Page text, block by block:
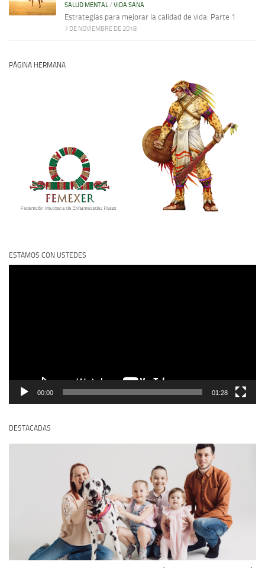
SALUD MENTAL/ VIDA SANA
Estrategias para mejorar la calidad de vida: Parte 1
7 DE NOVIEMBRE DE 2018
PÁGINA HERMANA
ESTAMOS CON USTEDES
00:00 01:28
DESTACADAS